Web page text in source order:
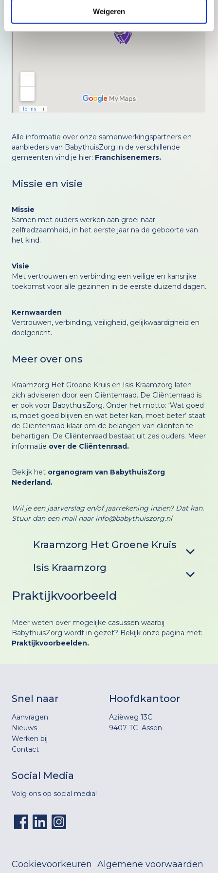
Weigeren
Alle informatie over onze samenwerkingspartners en
aanbieders van BabythuisZorg in de verschillende
gemeenten vind je hier: Franchisenemers.
Missie en visie
Missie
Samen met ouders werken aan groei naar
zelfredzaamheid, in het eerste jaar na de geboorte van
het kind.
Visie
Met vertrouwen en verbinding een veilige en kansrijke
toekomst voor alle gezinnen in de eerste duizend dagen.
Kernwaarden
Vertrouwen, verbinding, veiligheid, gelijkwaardigheid en
doelgericht.
Meer over ons
Kraamzorg Het Groene Kruis en Isis Kraamzorg laten
zich adviseren door een Cliëntenraad. De Cliëntenraad is
er ook voor BabythuisZorg. Onder het motto: ‘Wat goed
is, moet goed blijven en wat beter kan, moet beter’ staat
de Cliëntenraad klaar om de belangen van cliënten te
behartigen. De Cliëntenraad bestaat uit zes ouders. Meer
informatie over de Cliëntenraad.
Bekijk het organogram van BabythuisZorg
Nederland.
Wil je een jaarverslag en/of jaarrekening inzien? Dat kan.
Stuur dan een mail naar info@babythuiszorg.nl
Kraamzorg Het Groene Kruis
Werkgebied:
Groningen/Friesland/Drenthe en
Groningen
(050) 366 64 22
www.kraamzorghetgroenekruis.nl
Isis Kraamzorg
Groningen/Friesland/Drenthe en
Queridolaan 5 | 9721 SZ
Groningen
Praktijkvoorbeeld
Meer weten over mogelijke casussen waarbij
BabythuisZorg wordt in gezet? Bekijk onze pagina met:
Praktijkvoorbeelden.
Snel naar
Aanvragen
Nieuws
Werken bij
Contact
Hoofdkantoor
Aziëweg 13C
9407 TC Assen
Social Media
Volg ons op social media!
Cookievoorkeuren Algemene voorwaarden